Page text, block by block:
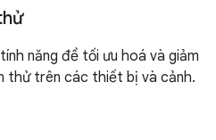
năng để tối ưu hoá và giảm
thử trên các thiết bị và cảnh.